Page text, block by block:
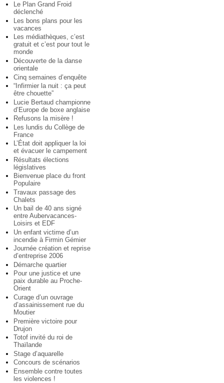
Le Plan Grand Froid
déclenché
Les bons plans pour les
vacances
Les médiathèques, c’est
gratuit et c’est pour tout le
monde
Découverte de la danse
orientale
Cinq semaines d’enquête
“Infirmier la nuit : ça peut
être chouette”
Lucie Bertaud championne
d’Europe de boxe anglaise
Refusons la misère !
Les lundis du Collège de
France
L’État doit appliquer la loi
et évacuer le campement
Résultats élections
législatives
Bienvenue place du front
Populaire
Travaux passage des
Chalets
Un bail de 40 ans signé
entre Aubervacances-
Loisirs et EDF
Un enfant victime d’un
incendie à Firmin Gémier
Journée création et reprise
d’entreprise 2006
Démarche quartier
Pour une justice et une
paix durable au Proche-
Orient
Curage d’un ouvrage
d’assainissement rue du
Moutier
Première victoire pour
Drujon
Totof invité du roi de
Thaïlande
Stage d’aquarelle
Concours de scénarios
Ensemble contre toutes
les violences !